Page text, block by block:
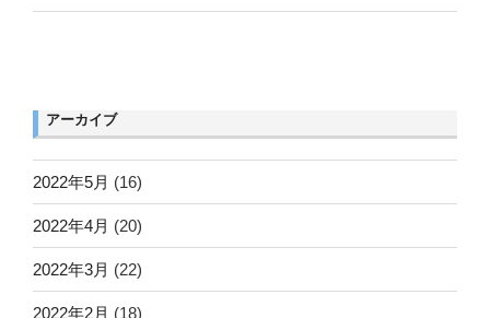
アーカイブ
2022年5月 (16)
2022年4月 (20)
2022年3月 (22)
2022年2月 (18)